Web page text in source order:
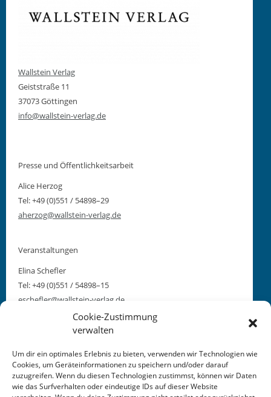
Cookie-Zustimmung
verwalten
Um dir ein optimales Erlebnis zu bieten, verwenden wir Technologien wie
Cookies, um Geräteinformationen zu speichern und/oder darauf
zuzugreifen. Wenn du diesen Technologien zustimmst, können wir Daten
wie das Surfverhalten oder eindeutige IDs auf dieser Website
Wallstein Verlag
Geiststraße 11
37073 Göttingen
info@wallstein-verlag.de
Presse und Öffentlichkeitsarbeit
Alice Her­zog
Tel: +49 (0)551 / 54898–29
aherzog@wallstein-verlag.de
Veranstaltungen
Eli­na Schefler
Tel: +49 (0)551 / 54898–15
eschefler@wallstein-verlag.de
Rechte und Lizenzen
Lena Hart­mann
Tel: +49 (0)551 / 54898–14
lhartmann@wallstein-verlag.de